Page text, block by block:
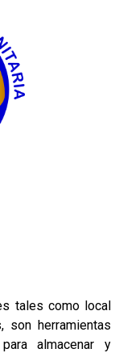
tales como local
son herramientas
almacenar y